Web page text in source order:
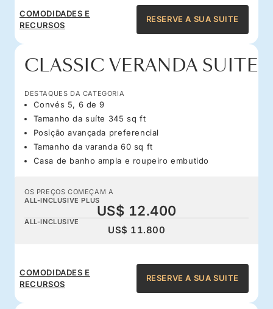
COMODIDADES E
RECURSOS
RESERVE A SUA SUITE
CLASSIC VERANDA SUITE
DESTAQUES DA CATEGORIA
Convés 5, 6 de 9
Tamanho da suíte 345 sq ft
Posição avançada preferencial
Tamanho da varanda 60 sq ft
Casa de banho ampla e roupeiro embutido
OS PREÇOS COMEÇAM A
ALL-INCLUSIVE PLUS
US$ 12.400
ALL-INCLUSIVE
US$ 11.800
COMODIDADES E
RECURSOS
RESERVE A SUA SUITE